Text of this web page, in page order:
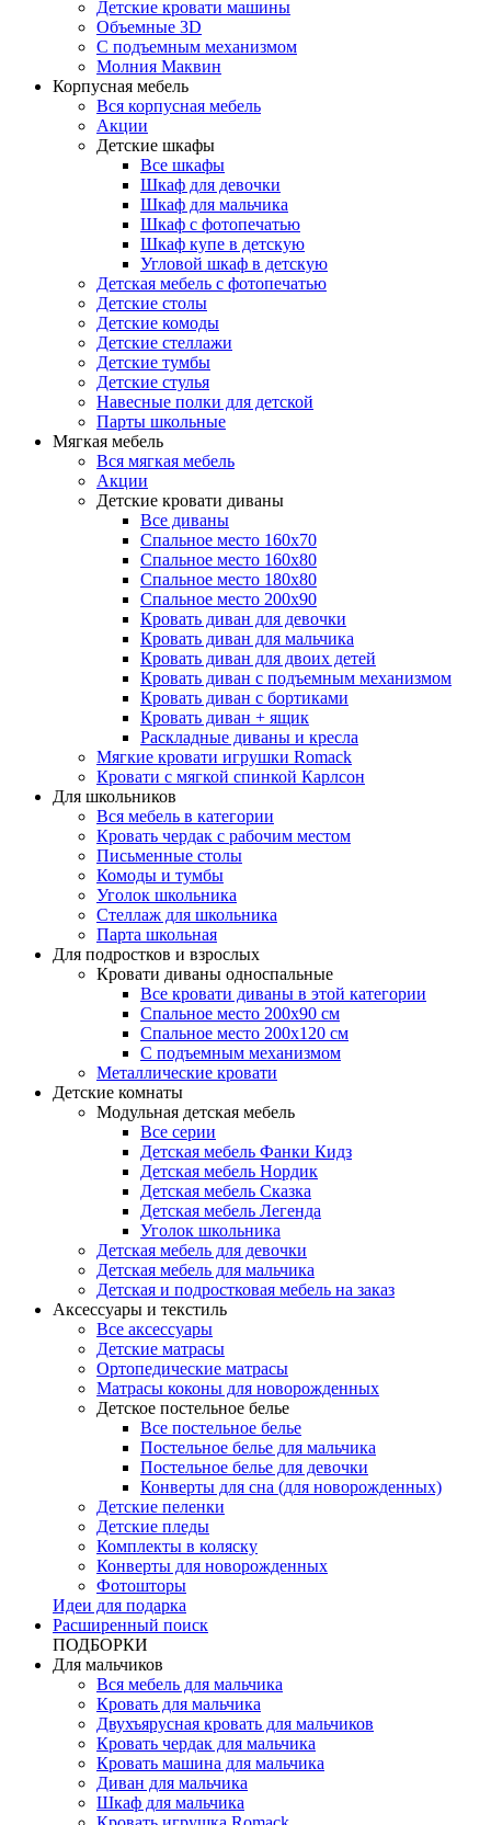
Детские кровати машины
Объемные 3D
С подъемным механизмом
Молния Маквин
Корпусная мебель
Вся корпусная мебель
Акции
Детские шкафы
Все шкафы
Шкаф для девочки
Шкаф для мальчика
Шкаф с фотопечатью
Шкаф купе в детскую
Угловой шкаф в детскую
Детская мебель с фотопечатью
Детские столы
Детские комоды
Детские стеллажи
Детские тумбы
Детские стулья
Навесные полки для детской
Парты школьные
Мягкая мебель
Вся мягкая мебель
Акции
Детские кровати диваны
Все диваны
Спальное место 160х70
Спальное место 160х80
Спальное место 180х80
Спальное место 200х90
Кровать диван для девочки
Кровать диван для мальчика
Кровать диван для двоих детей
Кровать диван с подъемным механизмом
Кровать диван с бортиками
Кровать диван + ящик
Раскладные диваны и кресла
Мягкие кровати игрушки Romack
Кровати с мягкой спинкой Карлсон
Для школьников
Вся мебель в категории
Кровать чердак с рабочим местом
Письменные столы
Комоды и тумбы
Уголок школьника
Стеллаж для школьника
Парта школьная
Для подростков и взрослых
Кровати диваны односпальные
Все кровати диваны в этой категории
Спальное место 200х90 см
Спальное место 200х120 см
С подъемным механизмом
Металлические кровати
Детские комнаты
Модульная детская мебель
Все серии
Детская мебель Фанки Кидз
Детская мебель Нордик
Детская мебель Сказка
Детская мебель Легенда
Уголок школьника
Детская мебель для девочки
Детская мебель для мальчика
Детская и подростковая мебель на заказ
Аксессуары и текстиль
Все аксессуары
Детские матрасы
Ортопедические матрасы
Матрасы коконы для новорожденных
Детское постельное белье
Все постельное белье
Постельное белье для мальчика
Постельное белье для девочки
Конверты для сна (для новорожденных)
Детские пеленки
Детские пледы
Комплекты в коляску
Конверты для новорожденных
Фотошторы
Идеи для подарка
Расширенный поиск
ПОДБОРКИ
Для мальчиков
Вся мебель для мальчика
Кровать для мальчика
Двухъярусная кровать для мальчиков
Кровать чердак для мальчика
Кровать машина для мальчика
Диван для мальчика
Шкаф для мальчика